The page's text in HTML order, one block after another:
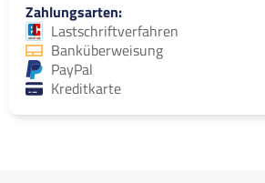
Zahlungsarten
Lastschriftverfahren
Banküberweisung
PayPal
Kreditkarte